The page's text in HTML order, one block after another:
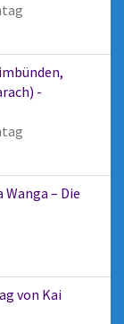
-
– Die
von Kai